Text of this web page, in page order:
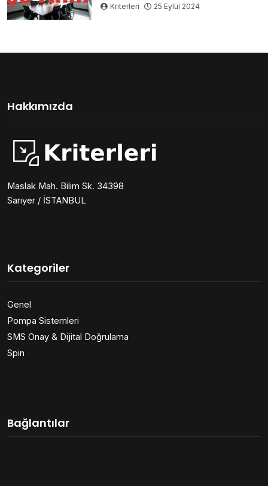
Kriterleri 25 Eylül 2024
Hakkımızda
Maslak Mah. Bilim Sk. 34398
Sarıyer / İSTANBUL
Kategoriler
Genel
Pompa Sistemleri
SMS Onay & Dijital Doğrulama
Spin
Bağlantılar